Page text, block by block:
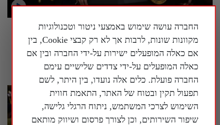
טראמפ הורה: להציב שלטי אזהרה סביב מוזיאון
ההיסטוריה הלאומי של ארה"ב
החברה עושה שימוש באמצעי ניטור וטכנולוגיות
מקוונות שונות, לרבות אך לא רק קבצי Cookie, בין
אם כאלה המופעלים ישירות על-ידי החברה ובין אם
כאלה המופעלים על-ידי צדדים שלישיים עימם
החברה פועלת. כלים אלה נועדו, בין היתר, לשם
תפעול תקין ובטוח של האתר, התאמת חווית
השימוש לצרכי המשתמש, ניתוח הרגלי גלישה,
שיפור השירותים, וכן לצורך פרסום ושיווק מותאם